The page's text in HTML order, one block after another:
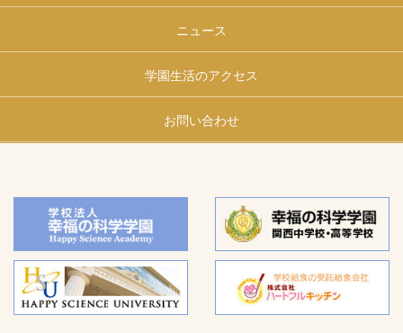
ニュース
学園生活のアクセス
お問い合わせ